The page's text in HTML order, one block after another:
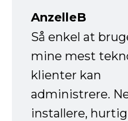
AnzelleB
Så enkel at
mine mest
klienter kan
administrere.
installere,